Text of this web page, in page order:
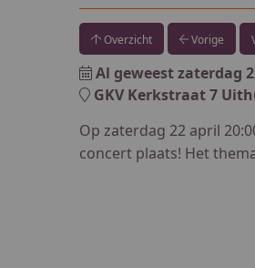
Overzicht Vorige
Al geweestzaterdag
GKV Kerkstraat 7
Op zaterdag 22 april
concert plaats! Het